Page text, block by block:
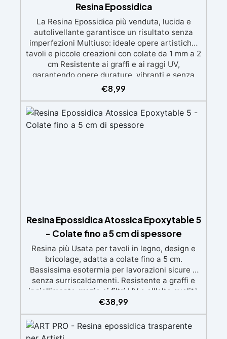
Resina Epossidica
La Resina Epossidica più venduta, lucida e
autolivellante garantisce un risultato senza
imperfezioni Multiuso: ideale opere artistiche,
tavoli e piccole creazioni con colate da 1 mm a 2
cm Resistente ai graffi e ai raggi UV,
garantendo opere durature, vibranti e senza
ingiallimenti nel tempo Bassa viscosità e
formula anti-bolle per risultati impeccabili,
Certificata Atossica post catalisi per contatto
con la pelle, BPA free e VoC Free
€8,99
Resina Epossidica Atossica Epoxytable 5
- Colate fino a 5 cm di spessore
Resina più Usata per tavoli in legno, design e
bricolage, adatta a colate fino a 5 cm.
Bassissima esotermia per lavorazioni sicure e
senza surriscaldamenti. Resistente a graffi e
ingiallimento grazie ai filtri UV e all'alta qualità
meccanica. Bassa viscosità per eliminare bolle
d'aria e ottenere finiture lisce. Sicura, atossica,
BPA/VOC free e certificata per il contatto
prolungato con la pelle.
€38,99